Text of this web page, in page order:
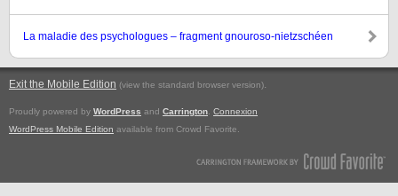
La maladie des psychologues – fragment gnouroso-nietzschéen
Exit the Mobile Edition (view the standard browser version).
Proudly powered by WordPress and Carrington Connexion
WordPress Mobile Edition available from Crowd Favorite.